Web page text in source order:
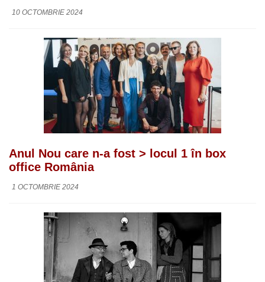
10 OCTOMBRIE 2024
Anul Nou care n-a fost > locul 1 în box
office România
1 OCTOMBRIE 2024